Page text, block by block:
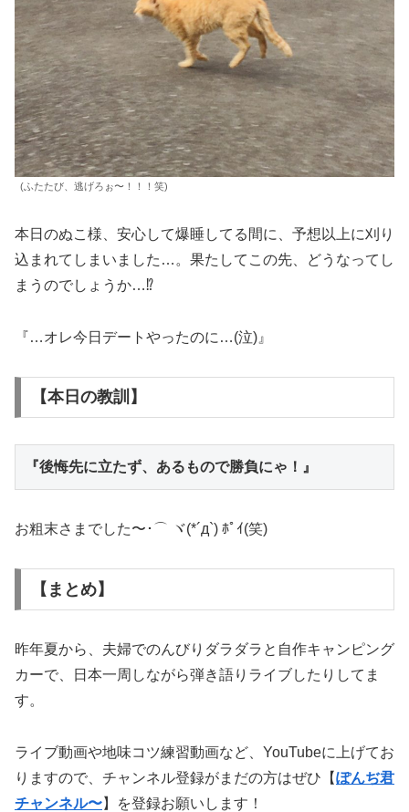
(ふたたび、逃げろぉ〜！！！笑)
本日のぬこ様、安心して爆睡してる間に、予想以上に刈り
込まれてしまいました…。果たしてこの先、どうなってし
まうのでしょうか…⁉︎
『…オレ今日デートやったのに…(泣)』
【本日の教訓】
『後悔先に立たず、あるもので勝負にゃ！』
お粗末さまでした〜･⌒ ヾ(*´д`) ﾎﾟｲ(笑)
【まとめ】
昨年夏から、夫婦でのんびりダラダラと自作キャンピング
カーで、日本一周しながら弾き語りライブしたりしてま
す。
ライブ動画や地味コツ練習動画など、YouTubeに上げてお
りますので、チャンネル登録がまだの方はぜひ【ぽんぢ君
チャンネル〜】を登録お願いします！